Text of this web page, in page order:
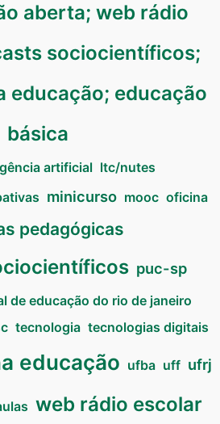
aberta; web rádio
sociocientíficos;
educação; educação
básica
artificial ltc/nutes
minicurso mooc oficina
pedagógicas
puc-sp
de educação do rio de janeiro
tecnologia tecnologias digitais
educação ufba uff ufrj
web rádio escolar